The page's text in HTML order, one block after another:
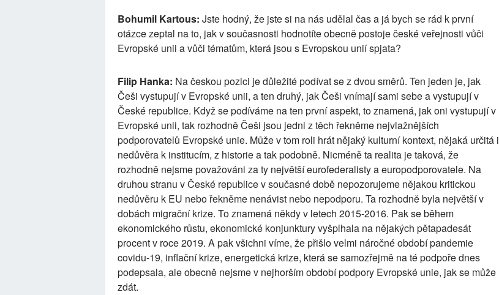
Bohumil Kartous: Jste hodný, že jste si na nás udělal čas a já bych se rád k první
otázce zeptal na to, jak v současnosti hodnotíte obecně postoje české veřejnosti vůči
Evropské unii a vůči tématům, která jsou s Evropskou unií spjata?
Filip Hanka: Na českou pozici je důležité podívat se z dvou směrů. Ten jeden je, jak
Češi vystupují v Evropské unii, a ten druhý, jak Češi vnímají sami sebe a vystupují v
České republice. Když se podíváme na ten první aspekt, to znamená, jak oni vystupují v
Evropské unii, tak rozhodně Češi jsou jedni z těch řekněme nejvlažnějších
podporovatelů Evropské unie. Může v tom roli hrát nějaký kulturní kontext, nějaká určitá i
nedůvěra k institucím, z historie a tak podobně. Nicméně ta realita je taková, že
rozhodně nejsme považováni za ty největší eurofederalisty a europodporovatele. Na
druhou stranu v České republice v současné době nepozorujeme nějakou kritickou
nedůvěru k EU nebo řekněme nenávist nebo nepodporu. Ta rozhodně byla největší v
dobách migrační krize. To znamená někdy v letech 2015-2016. Pak se během
ekonomického růstu, ekonomické konjunktury vyšplhala na nějakých pětapadesát
procent v roce 2019. A pak všichni víme, že přišlo velmi náročné období pandemie
covidu-19, inflační krize, energetická krize, která se samozřejmě na té podpoře dnes
podepsala, ale obecně nejsme v nejhorším období podpory Evropské unie, jak se může
zdát.